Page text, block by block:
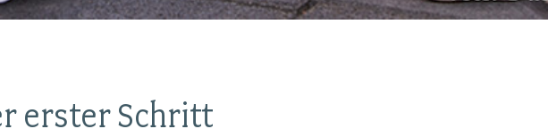
erster Schritt